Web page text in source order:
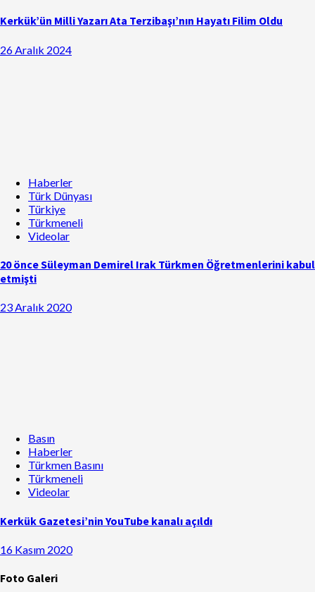
Kerkük’ün Milli Yazarı Ata Terzibaşı’nın Hayatı Filim Oldu
26 Aralık 2024
Haberler
Türk Dünyası
Türkiye
Türkmeneli
Videolar
20 önce Süleyman Demirel Irak Türkmen Öğretmenlerini kabul
etmişti
23 Aralık 2020
Basın
Haberler
Türkmen Basını
Türkmeneli
Videolar
Kerkük Gazetesi’nin YouTube kanalı açıldı
16 Kasım 2020
Foto Galeri